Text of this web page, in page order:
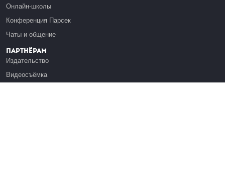
Онлайн-школы
Конференция Парсек
Чаты и общение
Партнёрам
Издательство
Видеосъёмка